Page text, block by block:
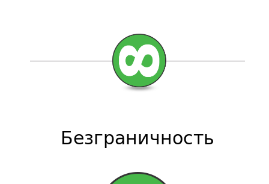
Безграничность